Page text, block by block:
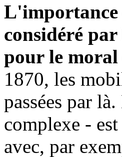
L'importance
considéré par
pour le moral
1870, les
passées par
complexe -
avec, par